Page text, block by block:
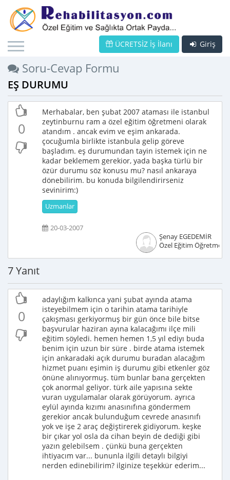
Giriş
ÜCRETSİZ İş İlanı
Soru-Cevap Formu
EŞ DURUMU
0
Merhabalar, ben şubat 2007 ataması ile istanbul
zeytinburnu ram a özel eğitim öğretmeni olarak
atandım . ancak evim ve eşim ankarada.
çocuğumla birlikte istanbula gelip göreve
başladım. eş durumundan tayin istemek için ne
kadar beklemem gerekior, yada başka türlü bir
özür durumu söz konusu mu? nasıl ankaraya
dönebilirim. bu konuda bilgilendirirseniz
sevinirim:)
Uzmanlar
20-03-2007
Şenay EGEDEMİR
Özel Eğitim Öğretmeni
7 Yanıt
0
adaylığım kalkınca yani şubat ayında atama
isteyebilmem için o tarihin atama tarihiyle
çakışması gerkiyormuş bir gün önce bile bitse
başvurular haziran ayına kalacağımı ilçe mili
eğitim söyledi. hemen hemen 1,5 yıl ediyı buda
benim için uzun bir süre . birde atama istemek
için ankaradaki açık durumu buradan alacağım
hizmet puanı eşimin iş durumu gibi etkenler göz
önüne alınıyormuş. tüm bunlar bana gerçekten
çok anormal geliyor. türk aile yapısına sekte
vuran uygulamalar olarak görüyorum. ayrıca
eylül ayında kızımı anasınıfına göndermem
gerekior ancak bulunduğum cevrede anasınıfı
yok ve işe 2 araç değiştirerek gidiyorum. keşke
bir çıkar yol osla da cihan beyin de dediği gibi
yazın gelebilsem . çünkü buna gerçekten
ihtiyacım var... bununla ilgili detaylı bilgiyi
nerden edinebilirim? ilginize teşekkür ederim...